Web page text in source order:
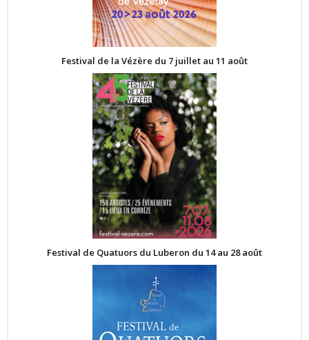
Festival de la Vézère du 7 juillet au 11 août
Festival de Quatuors du Luberon du 14 au 28 août